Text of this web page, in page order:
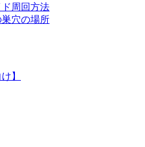
ド周回方法
巣穴の場所
】